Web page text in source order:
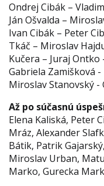
Ondrej Cibák –
Ján Ošvalda –
Ivan Cibák – Peter
Tkáč – Miroslav
Kučera – Juraj Ontko
Gabriela Zamišková
Miroslav Stanovský -
Až po súčasnú
Elena Kaliská, Peter
Mráz, Alexander
Bátik, Patrik
Miroslav Urban,
Marko, Gurecka